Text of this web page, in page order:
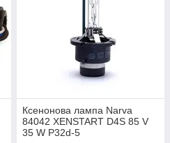
Ксенонова лампа Narva
84042 XENSTART D4S 85 V
35 W P32d-5